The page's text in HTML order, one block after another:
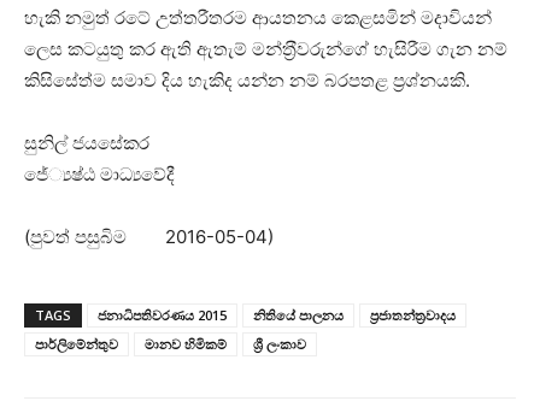
හැකි නමුත් රටේ උත්තරීතරම ආයතනය කෙළසමින් මදාවියන්
ලෙස කටයුතු කර ඇති ඇතැම් මන්ත‍්‍රීවරුන්ගේ හැසිරීම ගැන නම්
කිසිසේත්ම සමාව දිය හැකිද යන්න නම් බරපතළ ප‍්‍රශ්නයකි.
සුනිල් ජයසේකර
ජේ්‍යෂ්ඨ මාධ්‍යවේදී
(පුවත් පසුබිම 2016-05-04)
TAGS ජනාධිපතිවරණය 2015 නිතියේ පාලනය
ප්‍රජාතන්ත්‍රවාදය
පාර්ලිමේන්තුව
මානව හිමිකම් ශ්‍රී ලංකාව